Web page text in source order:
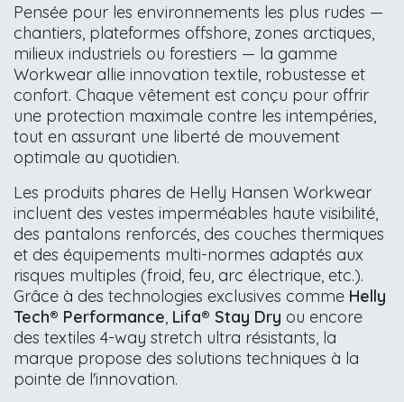
Pensée pour les environnements les plus rudes —
chantiers, plateformes offshore, zones arctiques,
milieux industriels ou forestiers — la gamme
Workwear allie innovation textile, robustesse et
confort. Chaque vêtement est conçu pour offrir
une protection maximale contre les intempéries,
tout en assurant une liberté de mouvement
optimale au quotidien.
Les produits phares de Helly Hansen Workwear
incluent des vestes imperméables haute visibilité,
des pantalons renforcés, des couches thermiques
et des équipements multi-normes adaptés aux
risques multiples (froid, feu, arc électrique, etc.).
Grâce à des technologies exclusives comme Helly
Tech® Performance, Lifa® Stay Dry ou encore
des textiles 4-way stretch ultra résistants, la
marque propose des solutions techniques à la
pointe de l'innovation.